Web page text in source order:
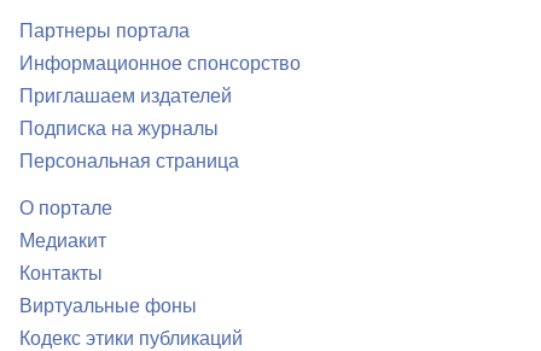
Партнеры портала
Информационное спонсорство
Приглашаем издателей
Подписка на журналы
Персональная страница
О портале
Медиакит
Контакты
Виртуальные фоны
Кодекс этики публикаций